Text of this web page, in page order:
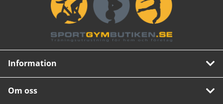
Information
Om oss